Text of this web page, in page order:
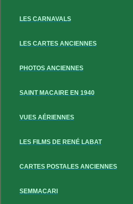
LES CARNAVALS
LES CARTES ANCIENNES
PHOTOS ANCIENNES
SAINT MACAIRE EN 1940
VUES AÉRIENNES
LES FILMS DE RENÉ LABAT
CARTES POSTALES ANCIENNES
SEMMACARI